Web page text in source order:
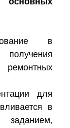
в
получения
для
в
заданием,